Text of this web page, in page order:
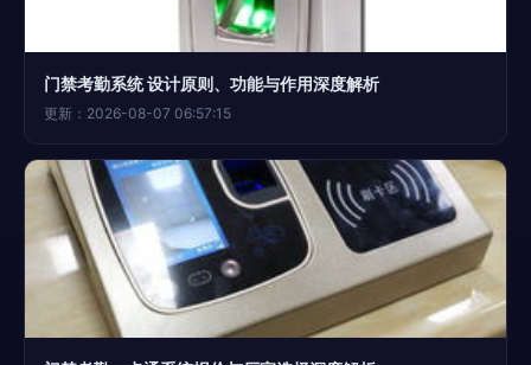
门禁考勤系统 设计原则、功能与作用深度解析
更新：2026-08-07 06:57:15